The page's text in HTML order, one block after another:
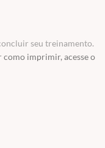
seu treinamento.
como imprimir, acesse o